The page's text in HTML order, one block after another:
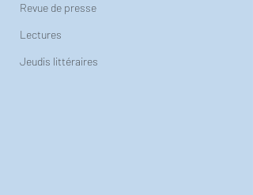
Revue de presse
Lectures
Jeudis littéraires